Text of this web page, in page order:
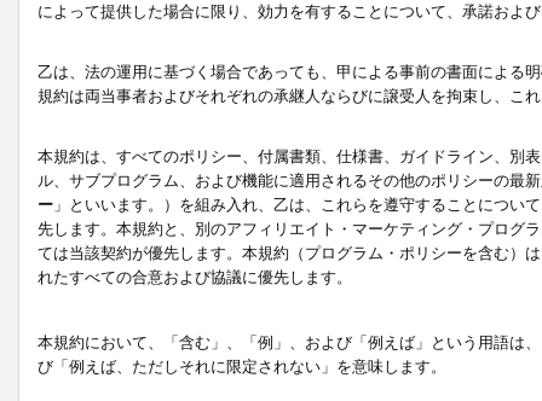
によって提供した場合に限り、効力を有することについて、承諾およ
乙は、法の運用に基づく場合であっても、甲による事前の書面による
規約は両当事者およびそれぞれの承継人ならびに譲受人を拘束し、こ
本規約は、すべてのポリシー、付属書類、仕様書、ガイドライン、別
ル、サブプログラム、および機能に適用されるその他のポリシーの最
ー 」といいます。）を組み入れ、乙は、これらを遵守することにつ
先します。本規約と、別のアフィリエイト・マーケティング・プログ
ては当該契約が優先します。本規約（プログラム・ポリシーを含む）
れたすべての合意および協議に優先します。
本規約において、「含む」、「例」、および「例えば」という用語は
び「例えば、ただしそれに限定されない」を意味します。